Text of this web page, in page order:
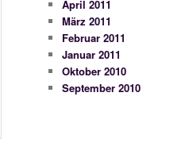
April 2011
März 2011
Februar 2011
Januar 2011
Oktober 2010
September 2010